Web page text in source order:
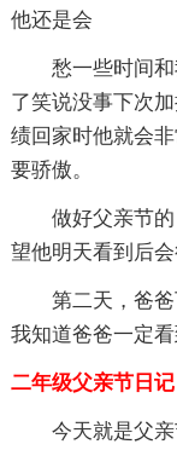
他还是会
愁一些时间
了笑说没事下次
绩回家时他就会
要骄傲。
做好父亲节
望他明天看到后会
第二天，爸
我知道爸爸一定
二年级父亲节日
今天就是父